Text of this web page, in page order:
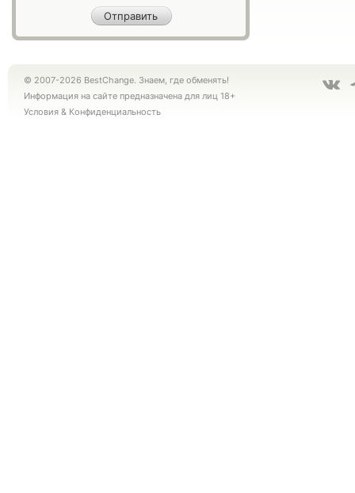
© 2007-2026 BestChange. Знаем, где обменять!
Информация на сайте предназначена для лиц 18+
Условия & Конфиденциальность